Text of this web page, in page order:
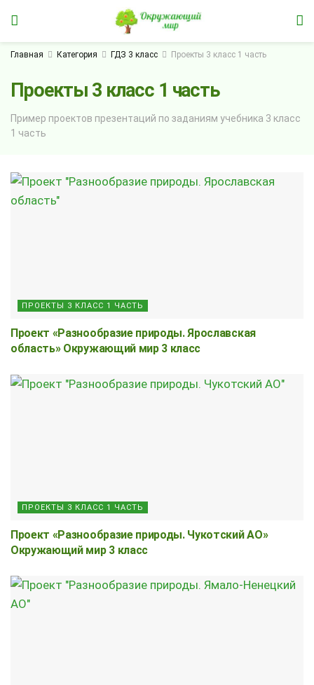
Главная Категория ГДЗ 3 класс Проекты 3 класс 1 часть
Проекты 3 класс 1 часть
Пример проектов презентаций по заданиям учебника 3 класс
1 часть
ПРОЕКТЫ 3 КЛАСС 1 ЧАСТЬ
Проект «Разнообразие природы. Ярославская
область» Окружающий мир 3 класс
ПРОЕКТЫ 3 КЛАСС 1 ЧАСТЬ
Проект «Разнообразие природы. Чукотский АО»
Окружающий мир 3 класс